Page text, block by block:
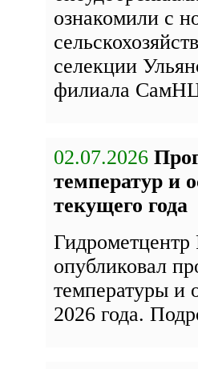
ознакомили с
селекции
филиала
02.07.2026
температур и
текущего года
Гидрометцентр
опубликовал
температуры и
2026 года.